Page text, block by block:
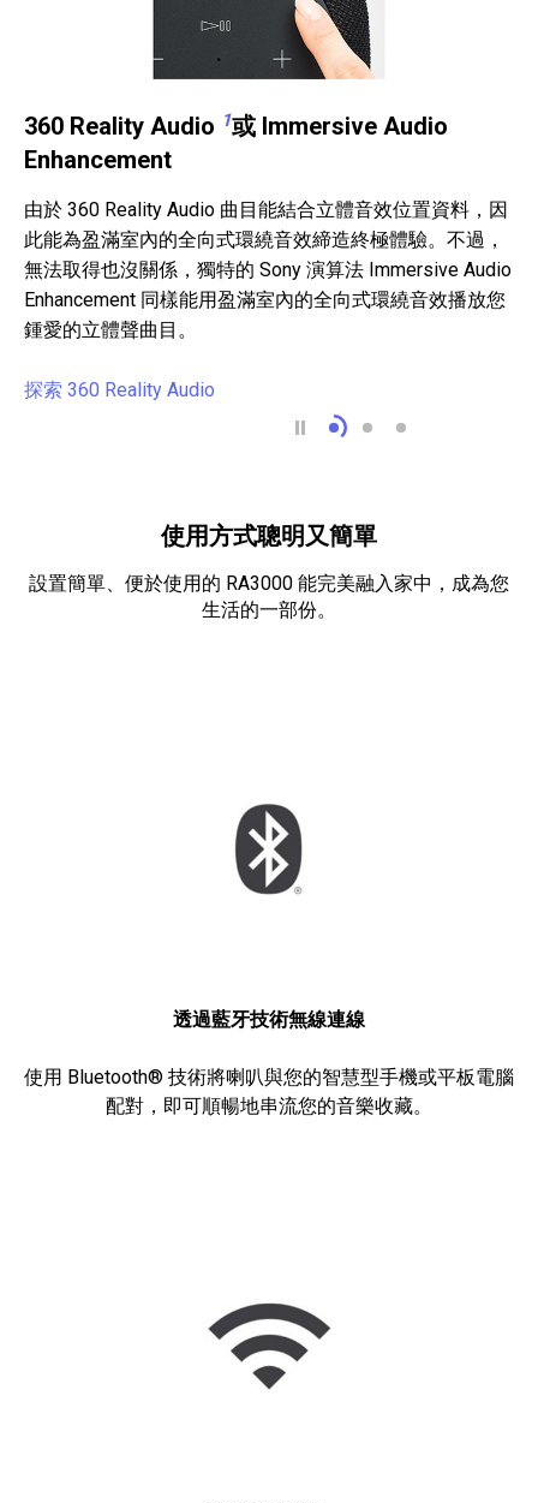
360 Reality Audio 1或
高音揚聲器打造從
全方位音效與
360 Reality Audio 1或 Immersive Audio
Enhancement
由於 360 Reality Audio 曲目能結合立體音效位置資料，因
此能為盈滿室內的全向式環繞音效締造終極體驗。不過，
無法取得也沒關係，獨特的 Sony 演算法 Immersive Audio
Enhancement 同樣能用盈滿室內的全向式環繞音效播放您
鍾愛的立體聲曲目。
探索 360 Reality Audio
使用方式聰明又簡單
設置簡單、便於使用的 RA3000 能完美融入家中，成為您
生活的一部份。
透過藍牙技術無線連線
使用 Bluetooth® 技術將喇叭與您的智慧型手機或平板電腦
配對，即可順暢地串流您的音樂收藏。